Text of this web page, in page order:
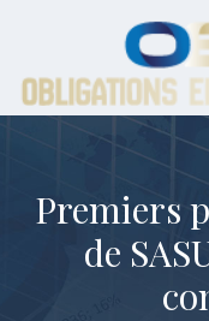
Premiers
de